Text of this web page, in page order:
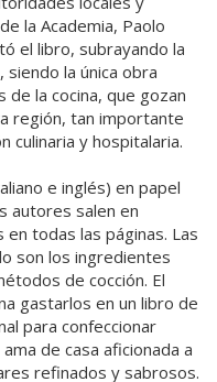
la Academia, Paolo
el libro, subrayando la
la única obra
la cocina, que gozan
región, tan importante
culinaria y hospitalaria.
e inglés) en papel
autores salen en
todas las páginas. Las
son los ingredientes
de cocción. El
gastarlos en un libro de
para confeccionar
de casa aficionada a
refinados y sabrosos.